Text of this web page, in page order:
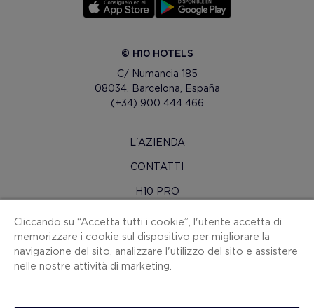
© H10 HOTELS
C/ Numancia 185
08034. Barcelona, España
(+34) 900 444 466
L'AZIENDA
CONTATTI
H10 PRO
SALA STAMPA
MAPPA SITO
CONDIZIONI CONTRATTO
Cliccando su “Accetta tutti i cookie”, l'utente accetta di
memorizzare i cookie sul dispositivo per migliorare la
navigazione del sito, analizzare l'utilizzo del sito e assistere
nelle nostre attività di marketing.